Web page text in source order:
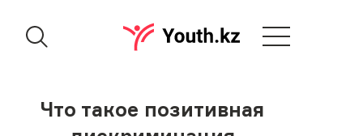
Что такое позитивная